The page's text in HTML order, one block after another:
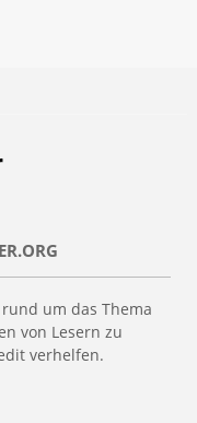
um das Thema
von Lesern zu
verhelfen.